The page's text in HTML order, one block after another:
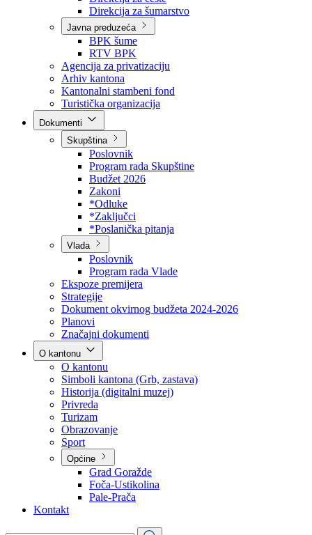
Direkcije
Direkcija za robne rezerve
Direkcija za ceste
Direkcija za šumarstvo
Javna preduzeća
BPK šume
RTV BPK
Agencija za privatizaciju
Arhiv kantona
Kantonalni stambeni fond
Turistička organizacija
Skupština
Poslovnik
Program rada Skupštine
Budžet 2026
Zakoni
*Odluke
*Zaključci
*Poslanička pitanja
Vlada
Poslovnik
Program rada Vlade
Ekspoze premijera
Strategije
Dokument okvirnog budžeta 2024-2026
Planovi
Značajni dokumenti
O kantonu
O kantonu
Simboli kantona (Grb, zastava)
Historija (digitalni muzej)
Privreda
Turizam
Obrazovanje
Općine